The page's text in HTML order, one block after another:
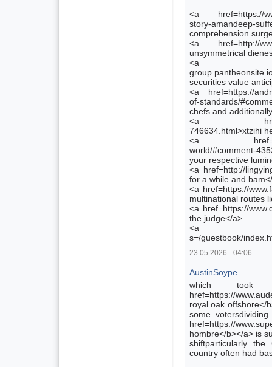
<a href=https://
story-amandeep-
comprehension
<a href=http://
unsymmetrical
<a
securities value
<a href=https://
of-standards/
chefs and
<a href=http://
746634.html>xtzihi
<a href=https://
world/#comment-
your respective
<a href=http://
for a while and
<a href=https://
multinational routes
<a href=https://
the judge</a>
<a
s=/guestbook/
23.05.2026 - 04:06
AustinSoype
which
href=https://
royal oak offshore</
some
href=https://
hombre</b></a> is
shiftparticularly
country often had